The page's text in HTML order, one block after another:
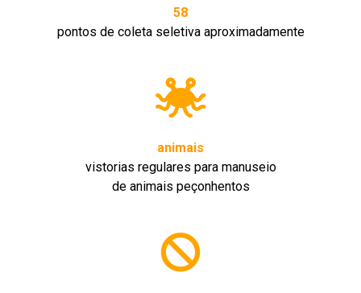
58
pontos de coleta seletiva aproximadamente
animais
vistorias regulares para manuseio
de animais peçonhentos